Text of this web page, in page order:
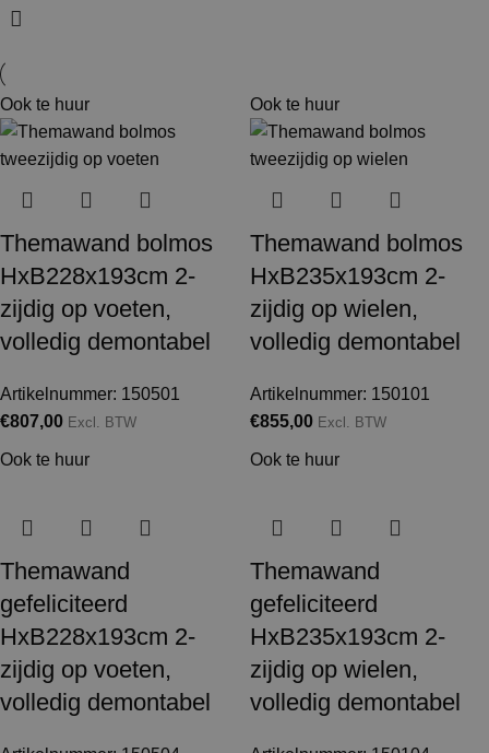
Ook te huur
Themawand bolmos
HxB228x193cm 2-
zijdig op voeten,
volledig demontabel
Artikelnummer: 150501
€807,00 Excl. BTW
Ook te huur
Themawand bolmos
HxB235x193cm 2-
zijdig op wielen,
volledig demontabel
Artikelnummer: 150101
€855,00 Excl. BTW
Ook te huur
Themawand
gefeliciteerd
HxB228x193cm 2-
zijdig op voeten,
volledig demontabel
Ook te huur
Themawand
gefeliciteerd
HxB235x193cm 2-
zijdig op wielen,
volledig demontabel